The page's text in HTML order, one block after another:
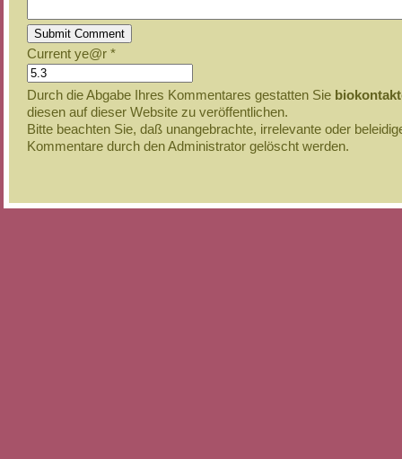
Current ye@r *
Durch die Abgabe Ihres Kommentares gestatten Sie
diesen auf dieser Website zu veröffentlichen.
Bitte beachten Sie, daß unangebrachte, irrelevante oder
Kommentare durch den Administrator gelöscht werden.